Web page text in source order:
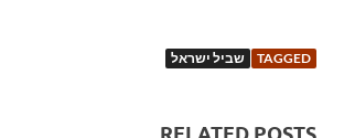
TAGGED שביל ישראל